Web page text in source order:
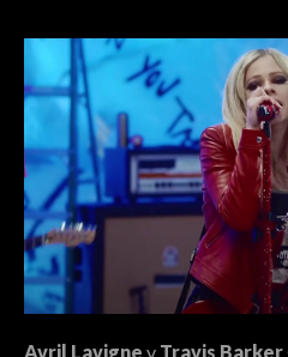
Avril Lavigne y Travis Barker